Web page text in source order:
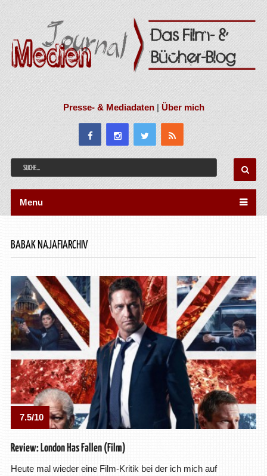
Presse- & Mediadaten|Über mich
Menu
BABAK NAJAFIARCHIV
7.5/10
Review: London Has Fallen (Film)
Heute mal wieder eine Film-Kritik bei der ich mich auf